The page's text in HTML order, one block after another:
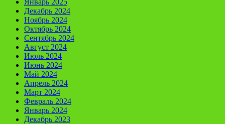
Январь 2025
Декабрь 2024
Ноябрь 2024
Октябрь 2024
Сентябрь 2024
Август 2024
Июль 2024
Июнь 2024
Май 2024
Апрель 2024
Март 2024
Февраль 2024
Январь 2024
Декабрь 2023